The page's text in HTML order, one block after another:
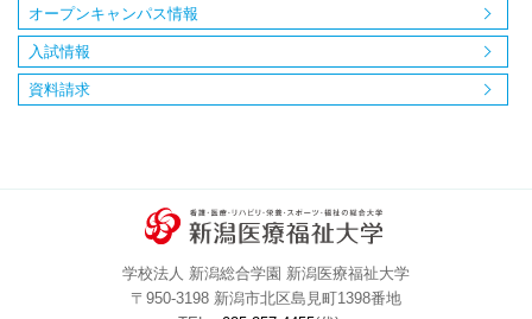
オープンキャンパス情報
入試情報
資料請求
学校法人 新潟総合学園 新潟医療福祉大学
〒950-3198 新潟市北区島見町1398番地